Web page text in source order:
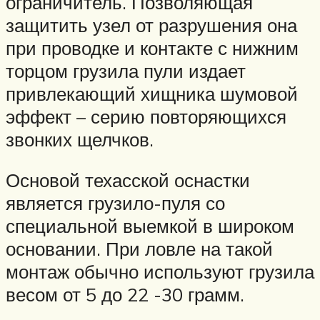
защитить узел от разрушения она
при проводке и контакте с нижним
торцом грузила пули издает
привлекающий хищника шумовой
эффект – серию повторяющихся
звонких щелчков.
Основой техасской оснастки
является грузило-пуля со
специальной выемкой в широком
основании. При ловле на такой
монтаж обычно используют грузила
весом от 5 до 22 -30 грамм.